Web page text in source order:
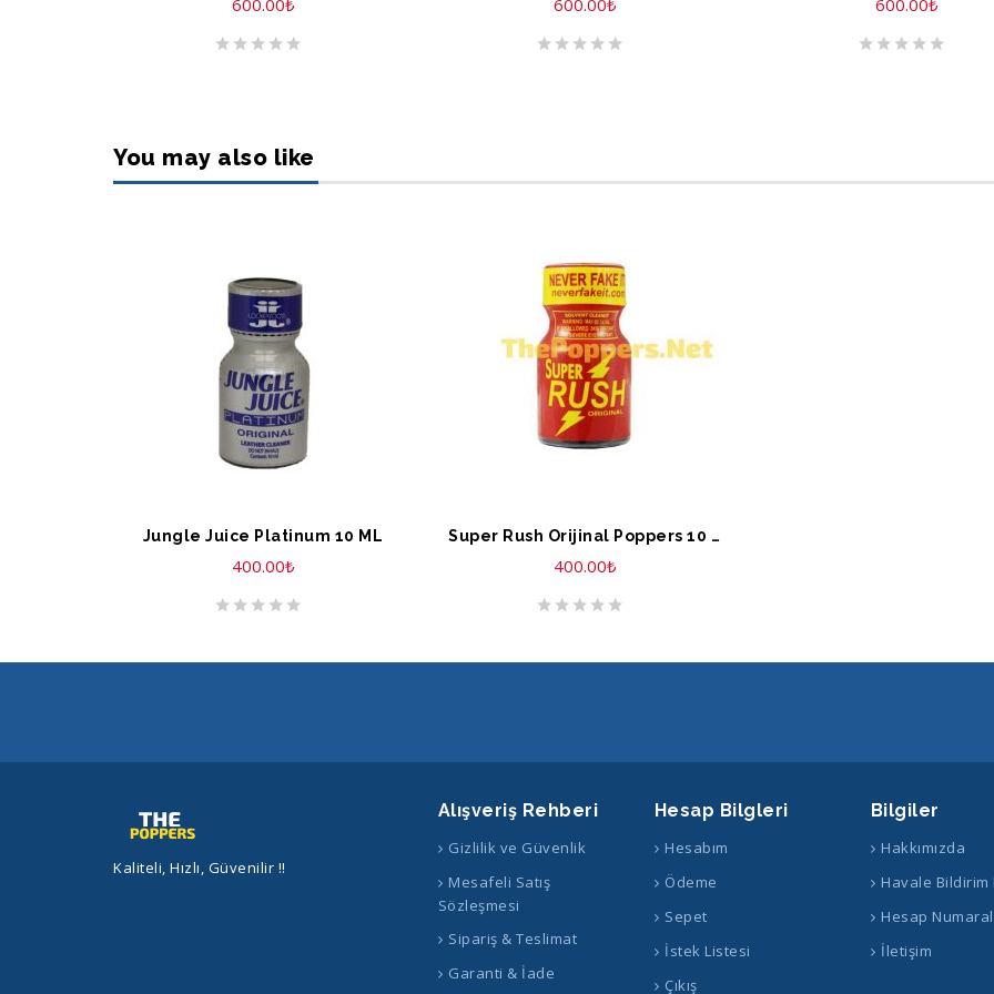
600.00₺ 600.00₺ 600.00₺
You may also like
SEPETE EKLE
Jungle Juice Platinum 10 ML
400.00₺
SEPETE EKLE Super Rush Orijinal Poppers 10 ML
400.00₺
Kaliteli, Hızlı, Güvenilir !!
Alışveriş Rehberi
Gizlilik ve Güvenlik
Mesafeli Satış
Sözleşmesi
Sipariş & Teslimat
Garanti & İade
Hesap Bilgleri
Hesabım
Ödeme
Sepet
İstek Listesi
Çıkış
Bilgiler
Hakkımızda
Havale Bildirim
Hesap
İletişim